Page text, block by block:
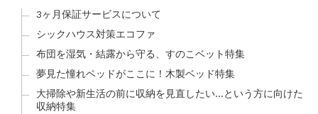
3ヶ月保証サービスについて
シックハウス対策エコファ
布団を湿気・結露から守る、すのこベット特集
夢見た憧れベッドがここに！木製ベッド特集
大掃除や新生活の前に収納を見直したい…という方に向けた
収納特集